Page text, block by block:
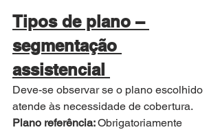
Tipos de plano –
segmentação
assistencial
Deve-se observar se o plano escolhido
atende às necessidade de cobertura.
Plano referência: Obrigatoriamente